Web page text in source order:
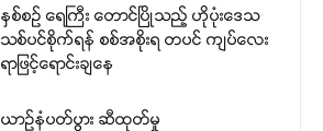
နှစ်စဉ် ရေကြီး တောင်ပြိုသည့် ဟိုပုံးဒေသ
သစ်ပင်စိုက်ရန် စစ်အစိုးရ တပင် ကျပ်လေး
ရာဖြင့်ရောင်းချနေ
ယာဉ်နံပတ်ပွား ဆီထုတ်မှု